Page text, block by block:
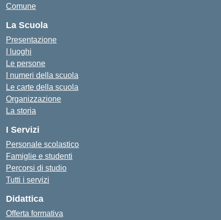
Comune
La Scuola
Presentazione
I luoghi
Le persone
I numeri della scuola
Le carte della scuola
Organizzazione
La storia
I Servizi
Personale scolastico
Famiglie e studenti
Percorsi di studio
Tutti i servizi
Didattica
Offerta formativa